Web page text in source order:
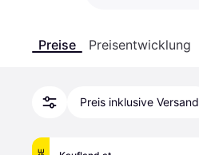
Preise Preisentwicklung
Preis inklusive Versand